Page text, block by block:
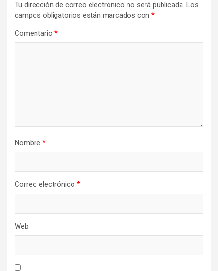
Tu dirección de correo electrónico no será publicada. Los
campos obligatorios están marcados con *
Comentario *
Nombre *
Correo electrónico *
Web